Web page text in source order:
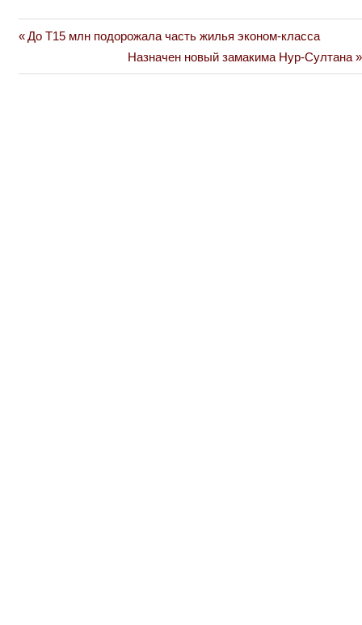
Навигация
по
Previous
До Т15 млн подорожала часть жилья эконом-класса
Next
Post:
Назначен новый замакима Нур-Султана